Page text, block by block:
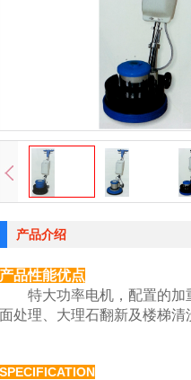
产品介绍
产品性能优点
特大功率电机，配置的加
面处理、大理石翻新及楼梯清
SPECIFICATION